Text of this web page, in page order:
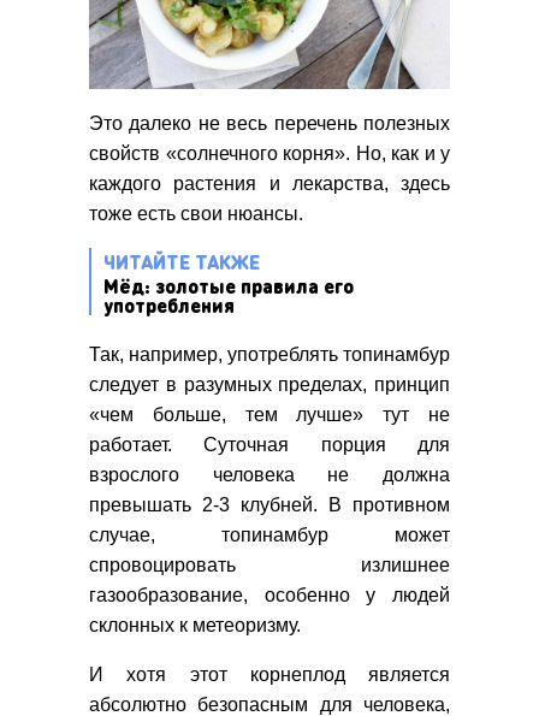
Это далеко не весь перечень полезных
свойств «солнечного корня». Но, как и у
каждого растения и лекарства, здесь
тоже есть свои нюансы.
ЧИТАЙТЕ ТАКЖЕ
Мёд: золотые правила его
употребления
Так, например, употреблять топинамбур
следует в разумных пределах, принцип
«чем больше, тем лучше» тут не
работает. Суточная порция для
взрослого человека не должна
превышать 2-3 клубней. В противном
случае, топинамбур может
спровоцировать излишнее
газообразование, особенно у людей
склонных к метеоризму.
И хотя этот корнеплод является
абсолютно безопасным для человека,